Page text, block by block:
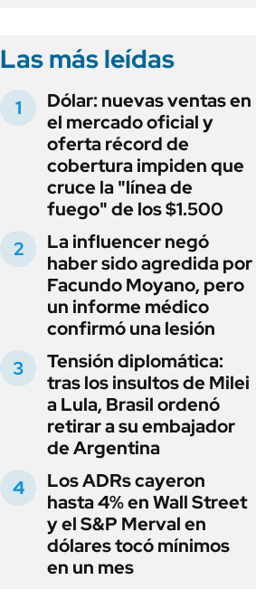
Las más leídas
Dólar: nuevas ventas en
el mercado oficial y
oferta récord de
cobertura impiden que
cruce la "línea de
fuego" de los $1.500
La influencer negó
haber sido agredida por
Facundo Moyano, pero
un informe médico
confirmó una lesión
Tensión diplomática:
tras los insultos de Milei
a Lula, Brasil ordenó
retirar a su embajador
de Argentina
Los ADRs cayeron
hasta 4% en Wall Street
y el S&P Merval en
dólares tocó mínimos
en un mes